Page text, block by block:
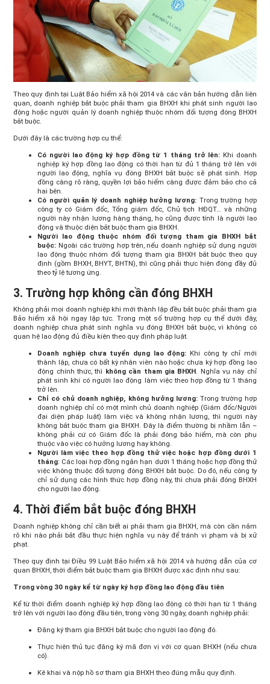
Theo quy định tại Luật Bảo hiểm xã hội 2014 và các văn bản hướng dẫn liên
quan, doanh nghiệp bắt buộc phải tham gia BHXH khi phát sinh người lao
động hoặc người quản lý doanh nghiệp thuộc nhóm đối tượng đóng BHXH
bắt buộc.
Dưới đây là các trường hợp cụ thể:
Có người lao động ký hợp đồng từ 1 tháng trở lên:Khi doanh
nghiệp ký hợp đồng lao động có thời hạn từ đủ 1 tháng trở lên với
người lao động, nghĩa vụ đóng BHXH bắt buộc sẽ phát sinh. Hợp
đồng càng rõ ràng, quyền lợi bảo hiểm càng được đảm bảo cho cả
hai bên.
Có người quản lý doanh nghiệp hưởng lương: Trong trường hợp
công ty có Giám đốc, Tổng giám đốc, Chủ tịch HĐQT… và những
người này nhận lương hàng tháng, họ cũng được tính là người lao
động và thuộc diện bắt buộc tham gia BHXH.
Người lao động thuộc nhóm đối tượng tham gia BHXH bắt
buộc:Ngoài các trường hợp trên, nếu doanh nghiệp sử dụng người
lao động thuộc nhóm đối tượng tham gia BHXH bắt buộc theo quy
định (gồm BHXH, BHYT, BHTN), thì cũng phải thực hiện đóng đầy đủ
theo tỷ lệ tương ứng.
3. Trường hợp không cần đóng BHXH
Không phải mọi doanh nghiệp khi mới thành lập đều bắt buộc phải tham gia
Bảo hiểm xã hội ngay lập tức. Trong một số trường hợp cụ thể dưới đây,
doanh nghiệp chưa phát sinh nghĩa vụ đóng BHXH bắt buộc, vì không có
quan hệ lao động đủ điều kiện theo quy định pháp luật.
Doanh nghiệp chưa tuyển dụng lao động: Khi công ty chỉ mới
thành lập, chưa có bất kỳ nhân viên nào hoặc chưa ký hợp đồng lao
động chính thức, thì không cần tham gia BHXH. Nghĩa vụ này chỉ
phát sinh khi có người lao động làm việc theo hợp đồng từ 1 tháng
trở lên.
Chỉ có chủ doanh nghiệp, không hưởng lương:Trong trường hợp
doanh nghiệp chỉ có một mình chủ doanh nghiệp (Giám đốc/Người
đại diện pháp luật) làm việc và không nhận lương, thì người này
không bắt buộc tham gia BHXH. Đây là điểm thường bị nhầm lẫn –
không phải cứ có Giám đốc là phải đóng bảo hiểm, mà còn phụ
thuộc vào việc có hưởng lương hay không.
Người làm việc theo hợp đồng thử việc hoặc hợp đồng dưới 1
tháng: Các loại hợp đồng ngắn hạn dưới 1 tháng hoặc hợp đồng thử
việc không thuộc đối tượng đóng BHXH bắt buộc. Do đó, nếu công ty
chỉ sử dụng các hình thức hợp đồng này, thì chưa phải đóng BHXH
cho người lao động.
4. Thời điểm bắt buộc đóng BHXH
Doanh nghiệp không chỉ cần biết ai phải tham gia BHXH, mà còn cần nắm
rõ khi nào phải bắt đầu thực hiện nghĩa vụ này để tránh vi phạm và bị xử
phạt.
Theo quy định tại Điều 99 Luật Bảo hiểm xã hội 2014 và hướng dẫn của cơ
quan BHXH, thời điểm bắt buộc tham gia BHXH được xác định như sau:
Trong vòng 30 ngày kể từ ngày ký hợp đồng lao động đầu tiên
Kể từ thời điểm doanh nghiệp ký hợp đồng lao động có thời hạn từ 1 tháng
trở lên với người lao động đầu tiên, trong vòng 30 ngày, doanh nghiệp phải:
Đăng ký tham gia BHXH bắt buộc cho người lao động đó.
Thực hiện thủ tục đăng ký mã đơn vị với cơ quan BHXH (nếu chưa
có).
Kê khai và nộp hồ sơ tham gia BHXH theo đúng mẫu quy định.